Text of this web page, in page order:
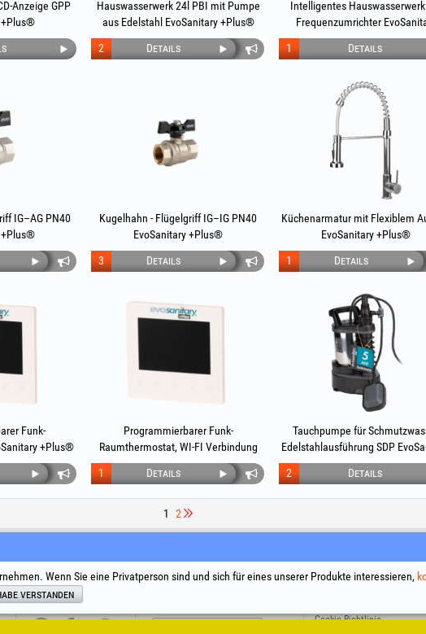
Anzeige GPP
+Plus®
Hauswasserwerk 24l PBI mit Pumpe
aus Edelstahl EvoSanitary +Plus®
Details
2
Intelligentes
Frequenzumrichter
+Plus®
Details
1
IG–AG PN40
+Plus®
Kugelhahn - Flügelgriff IG–IG PN40
EvoSanitary +Plus®
Details
3
Küchenarmatur mit Flexiblem
EvoSanitary +Plus®
Details
1
Funk-
+Plus®
Programmierbarer Funk-
Raumthermostat, WI-FI Verbindung
EvoSanitary +Plus®
Details
1
Tauchpumpe für
Edelstahlausführung SDP
+Plus®
Details
2
1 2
Social Media Streitbeilegung Nützliche Links
Cookie-Richtlinie
Wenn Sie eine Privatperson sind und sich für eines unserer Produkte interessieren,
verstanden